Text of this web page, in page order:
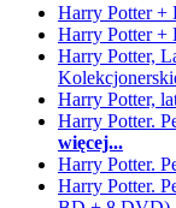
Harry Potter +
Harry Potter +
Harry Potter,
Harry Potter,
Harry Potter.
więcej...
Harry Potter.
Harry Potter.